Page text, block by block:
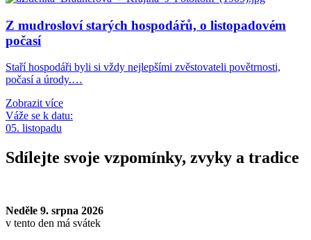
Z mudrosloví starých hospodářů, o listopadovém
počasí
Staří hospodáři byli si vždy nejlepšími zvěstovateli povětrnosti,
počasí a úrody.…
Zobrazit více
Váže se k datu:
05. listopadu
Sdílejte svoje vzpomínky, zvyky a tradice
Neděle 9. srpna 2026
v tento den má svátek